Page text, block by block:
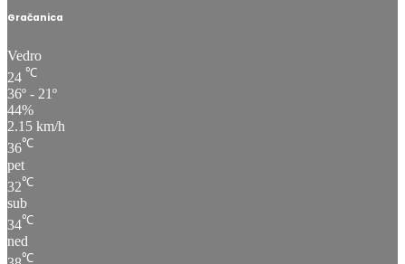
Gračanica
Vedro
24 ℃
36º - 21º
44%
2.15 km/h
36℃
pet
32℃
sub
34℃
ned
℃